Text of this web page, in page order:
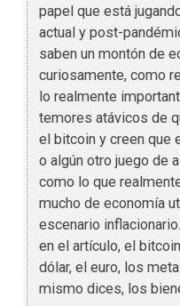
papel que está
actual y post-
saben un montón de
curiosamente, como
lo realmente
temores atávicos de
el bitcoin y creen que
o algún otro juego de
como lo que
mucho de economía
escenario
en el artículo, el
dólar, el euro, los
mismo dices, los